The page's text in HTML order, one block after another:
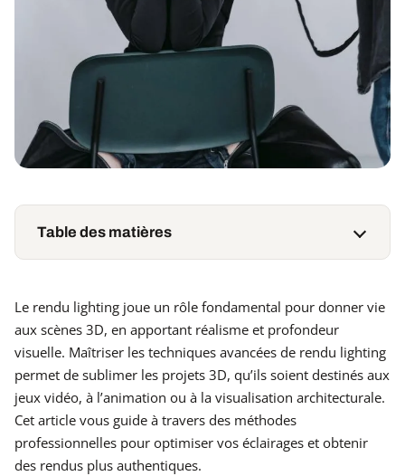
Table des matières
Le rendu lighting joue un rôle fondamental pour donner vie
aux scènes 3D, en apportant réalisme et profondeur
visuelle. Maîtriser les techniques avancées de rendu lighting
permet de sublimer les projets 3D, qu’ils soient destinés aux
jeux vidéo, à l’animation ou à la visualisation architecturale.
Cet article vous guide à travers des méthodes
professionnelles pour optimiser vos éclairages et obtenir
des rendus plus authentiques.